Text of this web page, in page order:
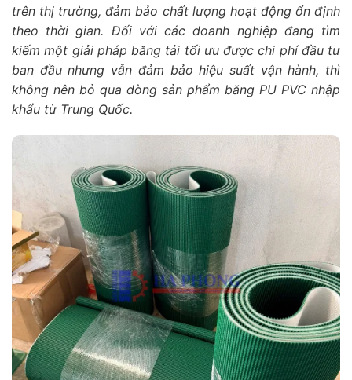
trên thị trường, đảm bảo chất lượng hoạt động ổn định
theo thời gian. Đối với các doanh nghiệp đang tìm
kiếm một giải pháp băng tải tối ưu được chi phí đầu tư
ban đầu nhưng vẫn đảm bảo hiệu suất vận hành, thì
không nên bỏ qua dòng sản phẩm băng PU PVC nhập
khẩu từ Trung Quốc.